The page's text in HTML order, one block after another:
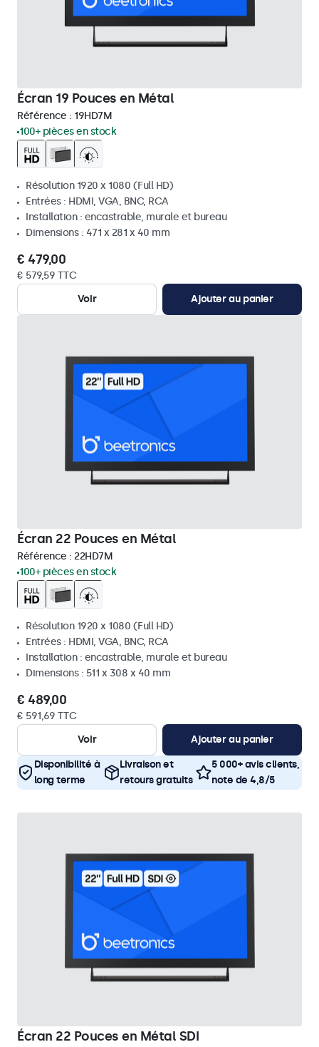
Écran 19 Pouces en Métal
Référence : 19HD7M
100+ pièces en stock
Résolution 1920 x 1080 (Full HD)
Entrées : HDMI, VGA, BNC, RCA
Installation : encastrable, murale et bureau
Dimensions : 471 x 281 x 40 mm
€ 479,00
€ 579,59 TTC
Voir
Ajouter au panier
Écran 22 Pouces en Métal
Référence : 22HD7M
100+ pièces en stock
Résolution 1920 x 1080 (Full HD)
Entrées : HDMI, VGA, BNC, RCA
Installation : encastrable, murale et bureau
Dimensions : 511 x 308 x 40 mm
€ 489,00
€ 591,69 TTC
Voir
Ajouter au panier
Disponibilité à
long terme
Livraison et
retours gratuits
5 000+ avis clients,
note de 4,8/5
Écran 22 Pouces en Métal SDI